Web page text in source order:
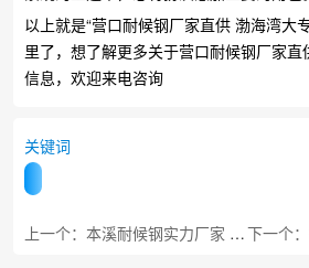
以上就是“营口耐候钢厂家直供 渤海湾大
里了，想了解更多关于营口耐候钢厂家
信息，欢迎来电咨询
关键词
上一个：本溪耐候钢实力厂家 工程专用板材